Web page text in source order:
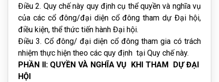
Điều 2. Quy chế này quy định cụ thể quyền và nghĩa vụ
của các cổ đông/đại diện cổ đông tham dự Đại hội,
điều kiện, thể thức tiến hành Đại hội.
Điều 3. Cổ đông/ đại diện cổ đông tham gia có trách
nhiệm thực hiện theo các quy định tại Quy chế này.
PHẦN II: QUYỀN VÀ NGHĨA VỤ KHI THAM DỰ ĐẠI
HỘI